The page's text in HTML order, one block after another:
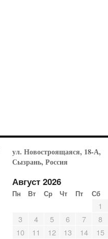
ул. Новостроящаяся, 18-А,
Сызрань, Россия
Август 2026
Пн Вт Ср Чт Пт Сб
1
3
4 5 6 7
8
10
11 12 13 14
15